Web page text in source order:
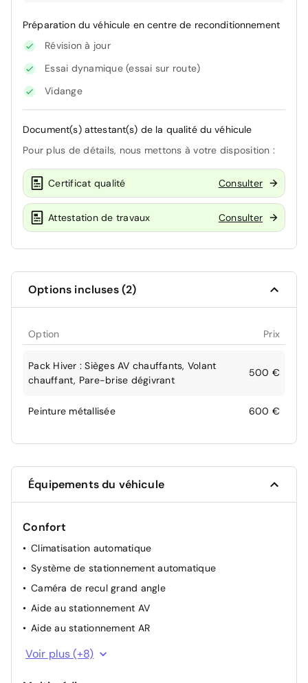
Préparation du véhicule en centre de reconditionnement
Révision à jour
Essai dynamique (essai sur route)
Vidange
Document(s) attestant(s) de la qualité du véhicule
Pour plus de détails, nous mettons à votre disposition :
Certificat qualité Consulter
Attestation de travaux Consulter
Options incluses (2)
Option Prix
Pack Hiver : Sièges AV chauffants, Volant
chauffant, Pare-brise dégivrant
500 €
Peinture métallisée 600 €
Équipements du véhicule
Confort
Climatisation automatique
Système de stationnement automatique
Caméra de recul grand angle
Aide au stationnement AV
Aide au stationnement AR
Régulateur de vitesse adaptatif avec fonction "Stop
and Go"
Voir plus (+8)